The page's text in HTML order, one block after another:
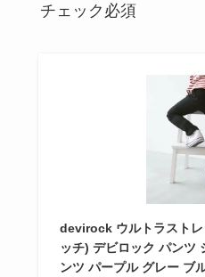
チェック必須
devirock ウルトラストレ
ッチ) デビロック パンツ
ンツ パープル グレー ブ